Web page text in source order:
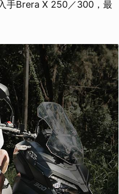
手Brera X 250／300，最